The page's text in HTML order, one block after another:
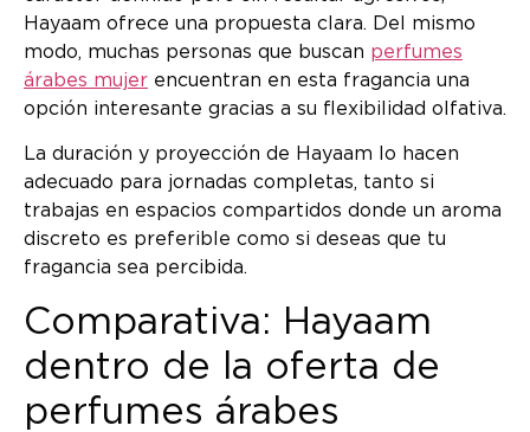
Hayaam ofrece una propuesta clara. Del mismo
modo, muchas personas que buscan perfumes
árabes mujer encuentran en esta fragancia una
opción interesante gracias a su flexibilidad olfativa.
La duración y proyección de Hayaam lo hacen
adecuado para jornadas completas, tanto si
trabajas en espacios compartidos donde un aroma
discreto es preferible como si deseas que tu
fragancia sea percibida.
Comparativa: Hayaam
dentro de la oferta de
perfumes árabes